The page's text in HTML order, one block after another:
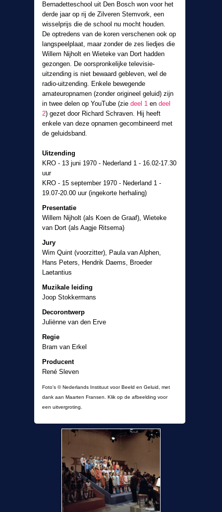
Bernadetteschool uit Den Bosch won voor het
derde jaar op rij de Zilveren Stemvork, een
wisselprijs die de school nu mocht houden.
De optredens van de koren verschenen ook op
langspeelplaat, maar zonder de zes liedjes die
Willem Nijholt en Wieteke van Dort hadden
gezongen. De oorspronkelijke televisie-
uitzending is niet bewaard gebleven, wel de
radio-uitzending. Enkele bewegende
amateuropnamen (zonder origineel geluid) zijn
in twee delen op YouTube (zie deel 1 en deel
2) gezet door Richard Schraven. Hij heeft
enkele van deze opnamen gecombineerd met
de geluidsband.
Uitzending
KRO - 13 juni 1970 - Nederland 1 - 16.02-17.30
uur
KRO - 15 september 1970 - Nederland 1 -
19.07-20.00 uur (ingekorte herhaling)
Presentatie
Willem Nijholt (als Koen de Graaf), Wieteke
van Dort (als Aagje Ritsema)
Jury
Wim Quint (voorzitter), Paula van Alphen,
Hans Peters, Hendrik Daems, Broeder
Laetantius
Muzikale leiding
Joop Stokkermans
Decorontwerp
Juliënne van den Erve
Regie
Bram van Erkel
Producent
René Sleven
Foto's © Nederlands Instituut voor Beeld en Geluid, met
dank aan Maarten Fransen. Klik op de afbeelding voor
een uitvergroting.